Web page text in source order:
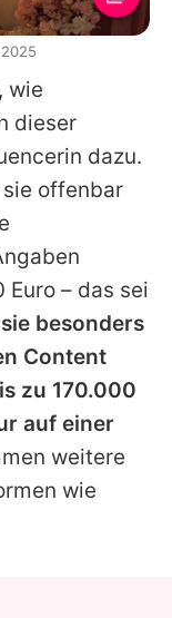
wie
dieser
dazu.
offenbar
– das sei
besonders
Content
zu 170.000
auf einer
weitere
wie